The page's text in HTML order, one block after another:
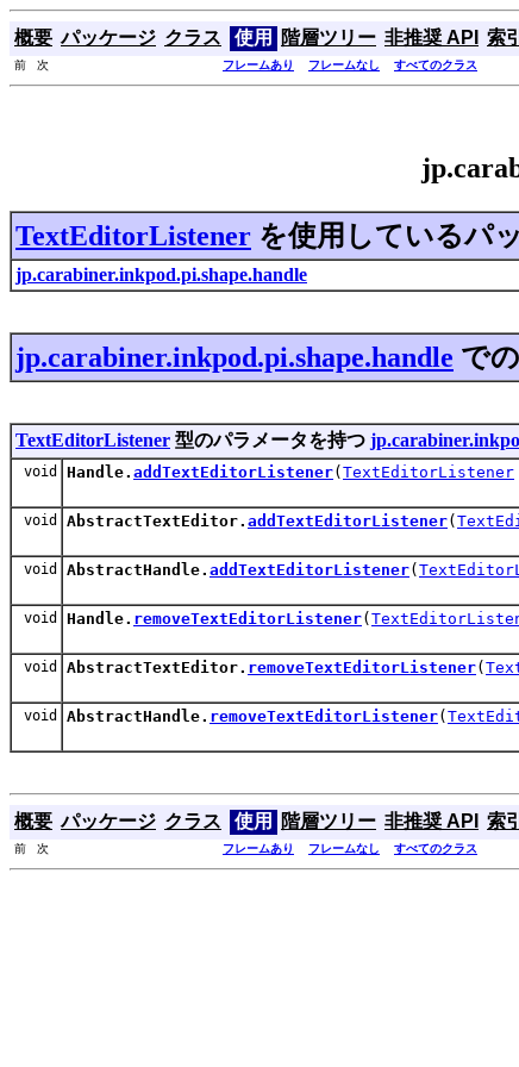
概要 パッケージ クラス 使用 階層ツリー 非推奨 API 索引
前 次 フレームあり フレームなし すべてのクラス
TextEditorListener を使用しているパ
jp.carabiner.inkpod.pi.shape.handle
jp.carabiner.inkpod.pi.shape.handle での
TextEditorListener 型のパラメータを持つ
void Handle. addTextEditorListener( TextEditorListener
void AbstractTextEditor. addTextEditorListener(
void AbstractHandle. addTextEditorListener(
void Handle. removeTextEditorListener(
void AbstractTextEditor. removeTextEditorListener(
void AbstractHandle. removeTextEditorListener(
概要 パッケージ クラス 使用 階層ツリー 非推奨 API 索引
前 次 フレームあり フレームなし すべてのクラス